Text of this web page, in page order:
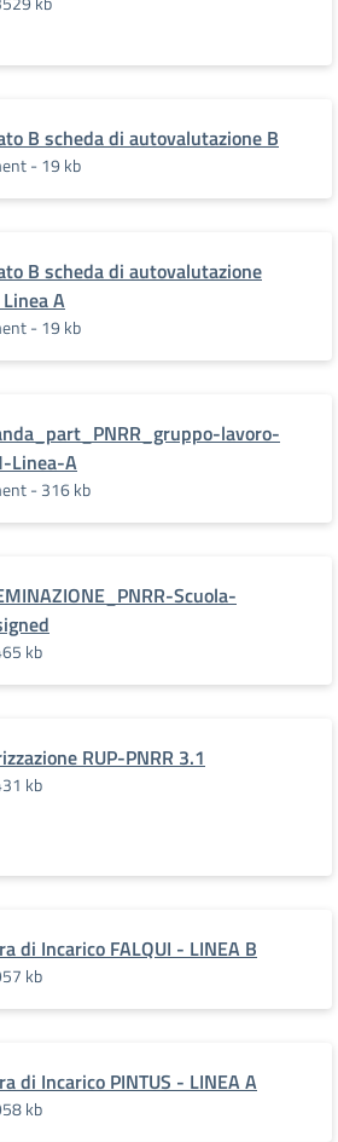
B scheda di autovalutazione B
- 19 kb
B scheda di autovalutazione
A
- 19 kb
lavoro-
Linea-A
- 316 kb
Scuola-
kb
RUP-PNRR 3.1
kb
di Incarico FALQUI - LINEA B
kb
di Incarico PINTUS - LINEA A
kb